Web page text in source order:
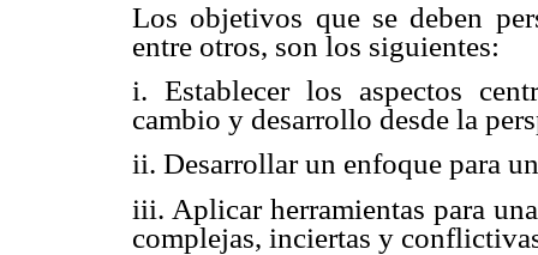
Los objetivos que se deben
entre otros, son los siguientes:
i. Establecer los aspectos
cambio y desarrollo desde la
ii. Desarrollar un enfoque para
iii. Aplicar herramientas para
complejas, inciertas y